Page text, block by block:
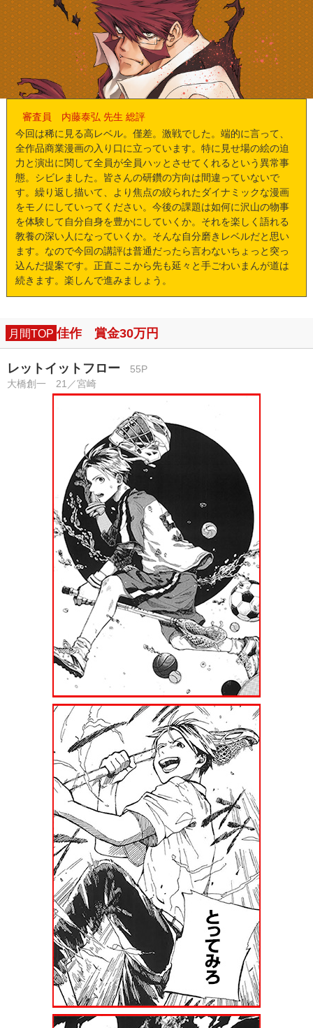
審査員 内藤泰弘 先生 総評
今回は稀に見る高レベル。僅差。激戦でした。端的に言って、
全作品商業漫画の入り口に立っています。特に見せ場の絵の迫
力と演出に関して全員が全員ハッとさせてくれるという異常事
態。シビレました。皆さんの研鑽の方向は間違っていないで
す。繰り返し描いて、より焦点の絞られたダイナミックな漫画
をモノにしていってください。今後の課題は如何に沢山の物事
を体験して自分自身を豊かにしていくか。それを楽しく語れる
教養の深い人になっていくか。そんな自分磨きレベルだと思い
ます。なので今回の講評は普通だったら言わないちょっと突っ
込んだ提案です。正直ここから先も延々と手ごわいまんが道は
続きます。楽しんで進みましょう。
月間TOP 佳作 賞金30万円
レットイットフロー 55P
大橋創一 21／宮崎